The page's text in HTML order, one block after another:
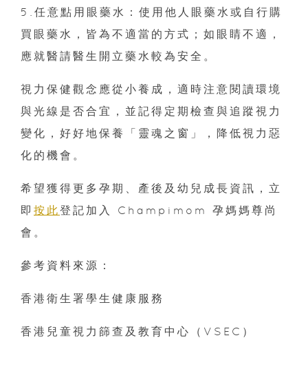
5.任意點用眼藥水：使用他人眼藥水或自行購
買眼藥水，皆為不適當的方式；如眼睛不適，
應就醫請醫生開立藥水較為安全。
視力保健觀念應從小養成，適時注意閱讀環境
與光線是否合宜，並記得定期檢查與追蹤視力
變化，好好地保養「靈魂之窗」，降低視力惡
化的機會。
希望獲得更多孕期、產後及幼兒成長資訊，立
即 按此登記加入 Champimom 孕媽媽尊尚
會。
參考資料來源：
香港衛生署學生健康服務
香港兒童視力篩查及教育中心（VSEC）